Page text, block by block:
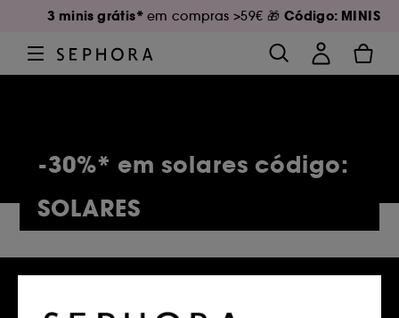
3 minis grátis* em compras >59€ 🎁 Código: MINIS
-30%* em solares código:
SOLARES
5,131 Produtos